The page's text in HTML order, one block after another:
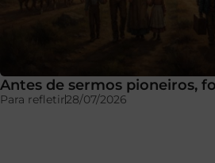
Antes de sermos pioneiros,
Para refletir28/07/2026